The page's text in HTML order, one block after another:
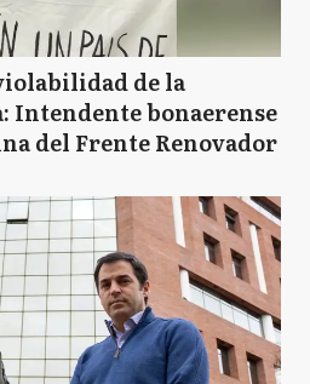
de la
Intendente bonaerense
del Frente Renovador